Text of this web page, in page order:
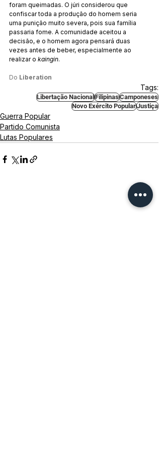
foram queimadas. O júri considerou que
confiscar toda a produção do homem seria
uma punição muito severa, pois sua família
passaria fome. A comunidade aceitou a
decisão, e o homem agora pensará duas
vezes antes de beber, especialmente ao
realizar o kaingin.
Do Liberation
Tags:
Libertação NacionalFilipinasCamponeses
Novo Exército PopularJustiça
Guerra Popular
Partido Comunista
Lutas Populares